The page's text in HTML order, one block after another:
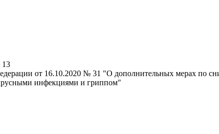
13
от 16.10.2020 № 31 "О дополнительных мерах по
инфекциями и гриппом"